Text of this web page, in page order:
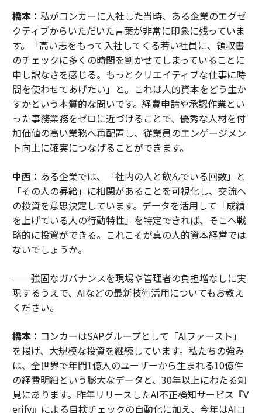
橋本： 私がコンカーに入社した当時、ある企業のエグゼ
クティブからいただいた言葉が非常に印象に残っていま
す。「高い志をもって入社してくる若い社員に、領収書
のチェックに多くの時間を割かせてしまっていることに
申し訳なさを感じる。もっとクリエイティブな仕事に時
間を使わせてあげたい」と。これは人的資本をどう生か
すかという本質的な問いです。経費申請や承認作業とい
った事務業務をゼロに近づけることで、優秀な人材を付
加価値の高い業務へ再配置し、従業員のエンゲージメン
ト向上に確実につなげることができます。
中西： ある企業では、「社内の人と飲んでいる回数」と
「その人の昇給」に相関があることを可視化し、交流へ
の投資を意思決定しています。データを活用して「成績
を上げている人の行動特性」を特定できれば、そこへ戦
略的に投資ができる。これこそが真の人的資本経営では
ないでしょうか。
──強固なガバナンスを現場や管理者の負担増なしに実
現するうえで、AIなどの最新技術活用についてもお教え
ください。
橋本： コンカーはSAPグループとして「AIファースト」
を掲げ、大規模な投資を継続しています。私たちの強み
は、全世界で年間1億人のユーザーから生まれる10億件
の経費明細という膨大なデータと、30年以上にわたる知
見にあります。昨年リリースしたAI不正検知サービス『V
erify』による目検チェックの自動化に加え、今年はAIコ